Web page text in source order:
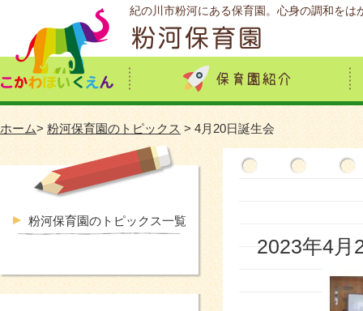
紀の川市粉河にある保育園。心身の調和を
ホーム> 粉河保育園のトピックス > 4月20日誕生会
2023年4月
粉河保育園のトピックス一覧